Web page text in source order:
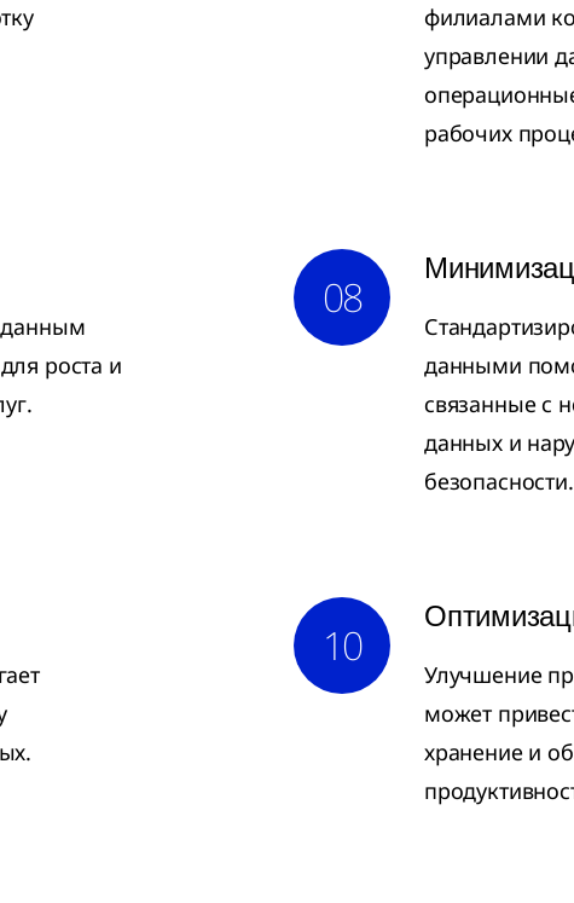
филиалами
управлении
рабочих
данным
роста и
08
данными
связанные с
данных и
безопасности.
10
Улучшение
может
хранение и